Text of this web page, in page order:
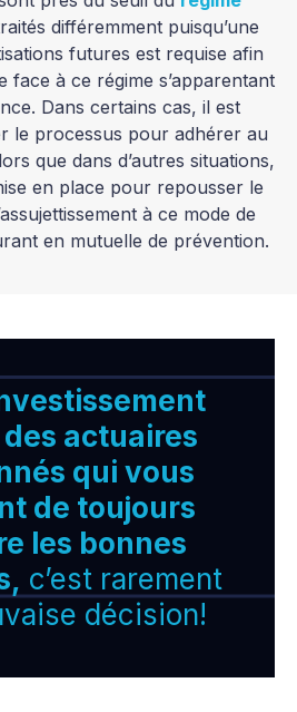
différemment puisqu’une
futures est requise afin
face à ce régime s’apparentant
Dans certains cas, il est
le processus pour adhérer au
que dans d’autres situations,
en place pour repousser le
à ce mode de
en mutuelle de prévention.
des actuaires
qui vous
de toujours
les bonnes
c’est rarement
décision!